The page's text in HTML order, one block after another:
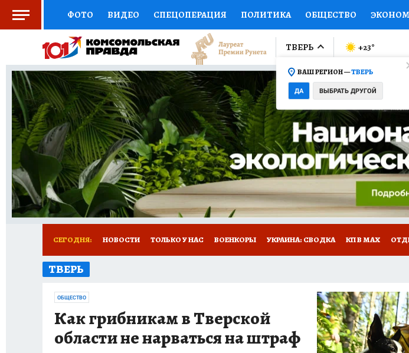
ФОТО ВИДЕО СПЕЦОПЕРАЦИЯ ПОЛИТИКА ОБЩЕСТВО
СОЦПОДДЕРЖКА НАУКА СПОРТ КОЛУМНИСТЫ ПРОИСШЕСТВИЯ
ВЫБОР ЭКСПЕРТОВ ДОКТОР ФИНАНСЫ ОТКРЫВАЕМ МИР Я ЗНАЮ
КНИЖНАЯ ПОЛКА ПРОГНОЗЫ НА СПОРТ ПРОМОКОДЫ СЕРИАЛЫ
ПРЕСС-ЦЕНТР НЕДВИЖИМОСТЬ ТЕЛЕВИЗОР КОЛЛЕКЦИИ
РАДИО КП РЕКЛАМА ТЕСТЫ НОВОЕ НА САЙТЕ
ТВЕРЬ
ВАШ РЕГИОН —ТВЕРЬ
ДА ВЫБРАТЬ ДРУГОЙ
+23°
СЕГОДНЯ: НОВОСТИ ТОЛЬКО У НАС ВОЕНКОРЫ УКРАИНА: СВОДКА КП В МАХ
ТВЕРЬ
ОБЩЕСТВО
Как грибникам в Тверской
области не нарваться на штраф